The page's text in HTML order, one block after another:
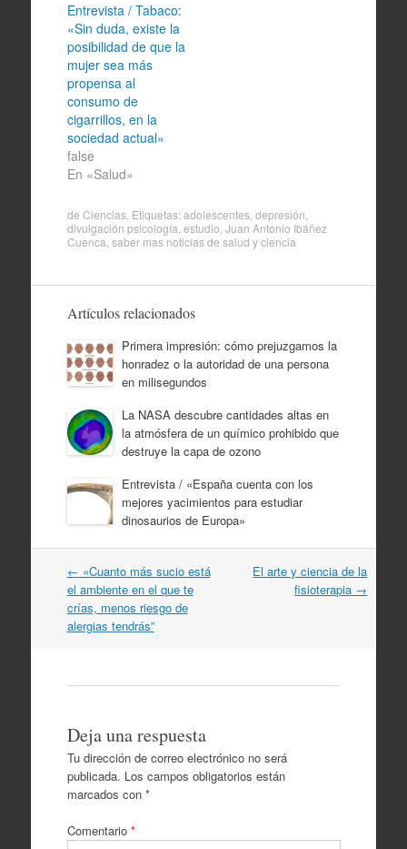
Entrevista / Tabaco:
«Sin duda, existe la
posibilidad de que la
mujer sea más
propensa al
consumo de
cigarrillos, en la
sociedad actual»
false
En «Salud»
de Ciencias. Etiquetas:adolescentes, depresión
divulgación psicología estudio Juan Antonio Ibáñez
Cuenca saber mas noticias de salud y ciencia
Artículos relacionados
Primera impresión: cómo prejuzgamos la
honradez o la autoridad de una persona
en milisegundos
La NASA descubre cantidades altas en
la atmósfera de un químico prohibido que
destruye la capa de ozono
Entrevista / «España cuenta con los
mejores yacimientos para estudiar
dinosaurios de Europa»
Navegación
por
artículos
← «Cuanto más sucio está
el ambiente en el que te
crías, menos riesgo de
alergias tendrás”
El arte y ciencia de la
fisioterapia →
Deja una respuesta
Tu dirección de correo electrónico no será
publicada. Los campos obligatorios están
marcados con *
Comentario *